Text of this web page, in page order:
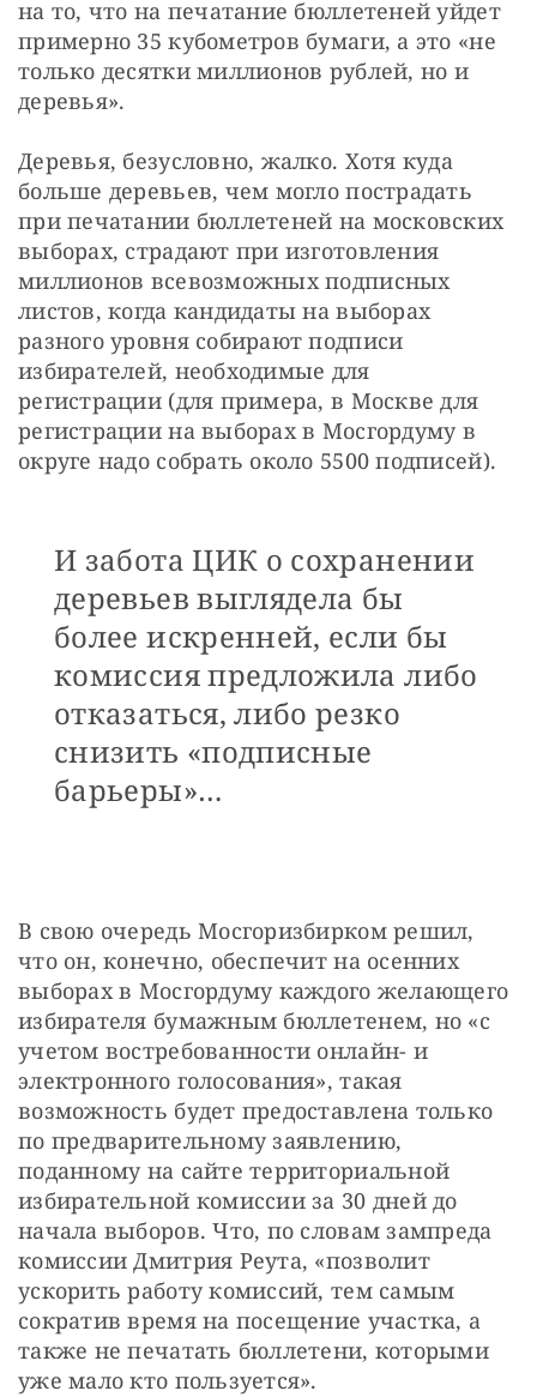
на то, что на печатание бюллетеней уйдет
примерно 35 кубометров бумаги, а это «не
только десятки миллионов рублей, но и
деревья».
Деревья, безусловно, жалко. Хотя куда
больше деревьев, чем могло пострадать
при печатании бюллетеней на московских
выборах, страдают при изготовления
миллионов всевозможных подписных
листов, когда кандидаты на выборах
разного уровня собирают подписи
избирателей, необходимые для
регистрации (для примера, в Москве для
регистрации на выборах в Мосгордуму в
округе надо собрать около 5500 подписей).
И забота ЦИК о сохранении
деревьев выглядела бы
более искренней, если бы
комиссия предложила либо
отказаться, либо резко
снизить «подписные
барьеры»…
В свою очередь Мосгоризбирком решил,
что он, конечно, обеспечит на осенних
выборах в Мосгордуму каждого желающего
избирателя бумажным бюллетенем, но «с
учетом востребованности онлайн- и
электронного голосования», такая
возможность будет предоставлена только
по предварительному заявлению,
поданному на сайте территориальной
избирательной комиссии за 30 дней до
начала выборов. Что, по словам зампреда
комиссии Дмитрия Реута, «позволит
ускорить работу комиссий, тем самым
сократив время на посещение участка, а
также не печатать бюллетени, которыми
уже мало кто пользуется».